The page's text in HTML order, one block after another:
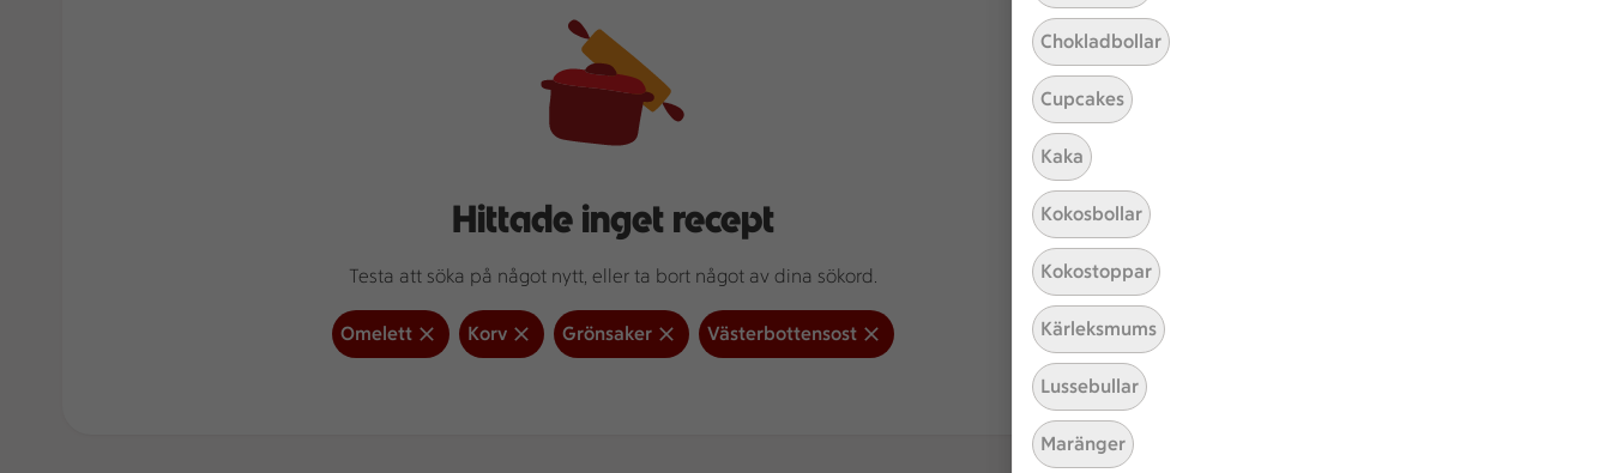
Chokladbollar
Cupcakes
Kaka
Kokosbollar
Kokostoppar
Kärleksmums
Lussebullar
Maränger
Hittade inget recept
Testa att söka på något nytt, eller ta bort något av dina sökord.
Omelett Korv Grönsaker Västerbottensost